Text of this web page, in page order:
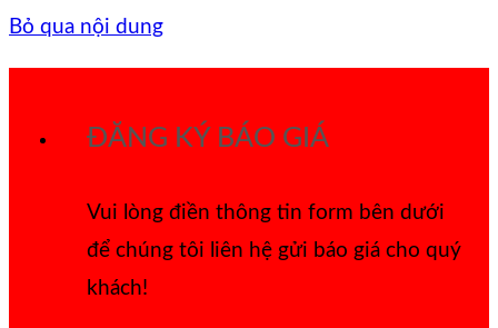
Bỏ qua nội dung
ĐĂNG KÝ BÁO GIÁ
Vui lòng điền thông tin form bên dưới
để chúng tôi liên hệ gửi báo giá cho quý
khách!